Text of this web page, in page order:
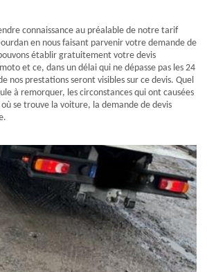
connaissance au préalable de notre tarif
en nous faisant parvenir votre demande de
établir gratuitement votre devis
et ce, dans un délai qui ne dépasse pas les 24
nos prestations seront visibles sur ce devis. Quel
à remorquer, les circonstances qui ont causées
se trouve la voiture, la demande de devis